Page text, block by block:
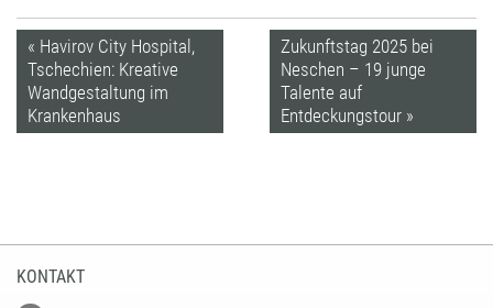
Zukunftstag 2025 bei
Neschen – 19 junge
Talente auf
Entdeckungstour »
« Havirov City Hospital,
Tschechien: Kreative
Wandgestaltung im
Krankenhaus
KONTAKT